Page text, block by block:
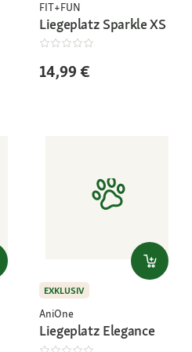
FIT+FUN
Liegeplatz Sparkle XS
14,99 €
EXKLUSIV
AniOne
Liegeplatz Elegance